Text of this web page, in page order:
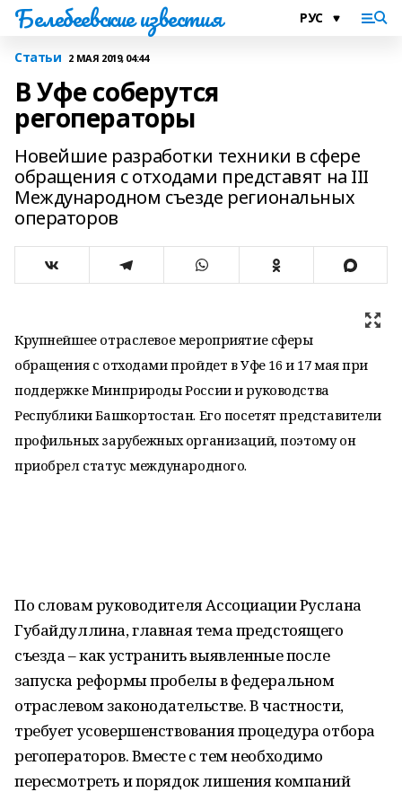
Белебеевские известия
Статьи 2 МАЯ 2019, 04:44
В Уфе соберутся
регоператоры
Новейшие разработки техники в сфере
обращения с отходами представят на III
Международном съезде региональных
операторов
Крупнейшее отраслевое мероприятие сферы
обращения с отходами пройдет в Уфе 16 и 17 мая при
поддержке Минприроды России и руководства
Республики Башкортостан. Его посетят представители
профильных зарубежных организаций, поэтому он
приобрел статус международного.
По словам руководителя Ассоциации Руслана
Губайдуллина, главная тема предстоящего
съезда – как устранить выявленные после
запуска реформы пробелы в федеральном
отраслевом законодательстве. В частности,
требует усовершенствования процедура отбора
регоператоров. Вместе с тем необходимо
пересмотреть и порядок лишения компаний